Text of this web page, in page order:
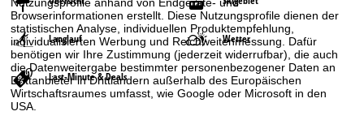
Nutzungsprofile anhand von Endgeräte- und
Browserinformationen erstellt. Diese Nutzungsprofile dienen der
statistischen Analyse, individuellen Produktempfehlung,
individualisierten Werbung und Reichweitenmessung. Dafür
benötigen wir Ihre Zustimmung (jederzeit widerrufbar), die auch
die Datenweitergabe bestimmter personenbezogener Daten an
Drittanbieter in Drittländern außerhalb des Europäischen
Wirtschaftsraumes umfasst, wie Google oder Microsoft in den
USA.
Langlauf Wetter
Last-Minute & Deals